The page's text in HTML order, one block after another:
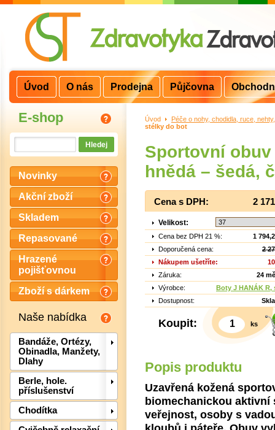
E-shop
Novinky
Akční zboží
Skladem
Repasované
Hrazené
pojišťovnou
Zboží s dárkem
Naše nabídka
Bandáže, Ortézy,
Obinadla, Manžety,
Dlahy
Berle, hole.
příslušenství
Chodítka
Úvod >
Péče o nohy, chodidla, ruce,
stélky do bot
Sportovní obuv
hnědá – šedá,
Cena s DPH: 2
Velikost:
Cena bez DPH 21 %:
1
Doporučená cena:
2
Nákupem ušetříte:
Záruka:
24
Výrobce:
Boty J HANÁK R,
Dostupnost:
Koupit: ks
Popis produktu
Uzavřená kožená
biomechanickou aktivní
veřejnost, osoby s
Úvod O nás Prodejna Půjčovna